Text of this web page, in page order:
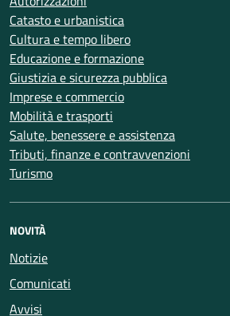
Catasto e urbanistica
Cultura e tempo libero
Educazione e formazione
Giustizia e sicurezza pubblica
Imprese e commercio
Mobilità e trasporti
Salute, benessere e assistenza
Tributi, finanze e contravvenzioni
Turismo
NOVITÀ
Notizie
Comunicati
Avvisi